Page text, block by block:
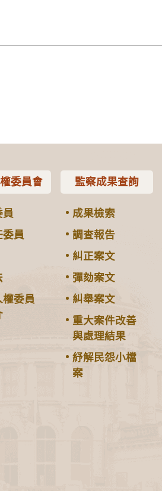
委員會
員
委員
權委員
監察成果查詢
成果檢索
調查報告
糾正案文
彈劾案文
糾舉案文
重大案件改善
與處理結果
紓解民怨小檔
案